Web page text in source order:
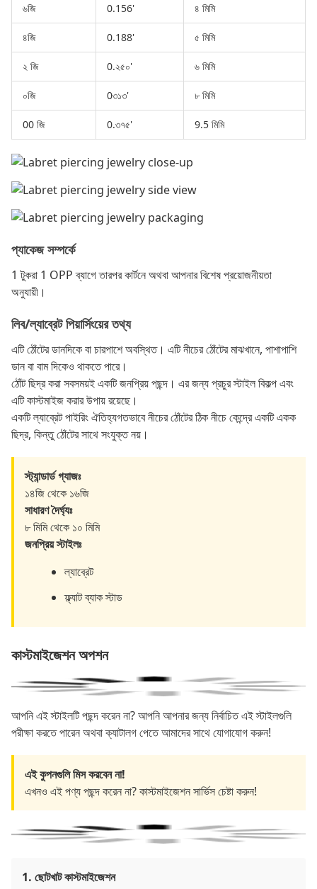
৬জি 0.156' ৪ মিমি
৪জি 0.188' ৫ মিমি
২ জি 0.২৫০' ৬ মিমি
০জি 0৩১৩' ৮ মিমি
00 জি 0.৩৭৫' 9.5 মিমি
প্যাকেজ সম্পর্কে
1 টুকরা 1 OPP ব্যাগে তারপর কার্টনে অথবা আপনার বিশেষ প্রয়োজনীয়তা
অনুযায়ী।
লিব/ল্যাব্রেট পিয়ার্সিংয়ের তথ্য
এটি ঠোঁটের ডানদিকে বা চারপাশে অবস্থিত। এটি নীচের ঠোঁটের মাঝখানে, পাশাপাশি
ডান বা বাম দিকেও থাকতে পারে।
ঠোঁট ছিদ্র করা সবসময়ই একটি জনপ্রিয় পছন্দ। এর জন্য প্রচুর স্টাইল বিকল্প এবং
এটি কাস্টমাইজ করার উপায় রয়েছে।
একটি ল্যাব্রেট পাইরিং ঐতিহ্যগতভাবে নীচের ঠোঁটের ঠিক নীচে কেন্দ্রে একটি একক
ছিদ্র, কিন্তু ঠোঁটের সাথে সংযুক্ত নয়।
স্ট্যান্ডার্ড গ্যাজঃ
১৪জি থেকে ১৬জি
সাধারণ দৈর্ঘ্যঃ
৮ মিমি থেকে ১০ মিমি
জনপ্রিয় স্টাইলঃ
ল্যাব্রেট
ফ্ল্যাট ব্যাক স্টাড
কাস্টমাইজেশন অপশন
আপনি এই স্টাইলটি পছন্দ করেন না? আপনি আপনার জন্য নির্বাচিত এই স্টাইলগুলি
পরীক্ষা করতে পারেন অথবা ক্যাটালগ পেতে আমাদের সাথে যোগাযোগ করুন!
এই কুপনগুলি মিস করবেন না!
এখনও এই পণ্য পছন্দ করেন না? কাস্টমাইজেশন সার্ভিস চেষ্টা করুন!
1. ছোটখাট কাস্টমাইজেশন